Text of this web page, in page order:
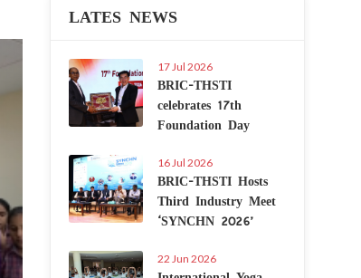
LATES NEWS
17 Jul 2026
BRIC-THSTI
celebrates 17th
Foundation Day
16 Jul 2026
BRIC-THSTI Hosts
Third Industry Meet
‘SYNCHN 2026’
22 Jun 2026